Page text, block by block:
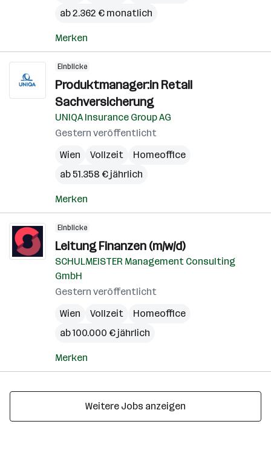
ab 2.362 € monatlich
Merken
Einblicke
Produktmanager:in Retail
Sachversicherung
UNIQA Insurance Group AG
Gestern veröffentlicht
Wien
Vollzeit
Homeoffice
ab 51.358 € jährlich
Merken
Einblicke
Leitung Finanzen (m/w/d)
SCHULMEISTER Management Consulting
GmbH
Gestern veröffentlicht
Wien
Vollzeit
Homeoffice
ab 100.000 € jährlich
Merken
Weitere Jobs anzeigen